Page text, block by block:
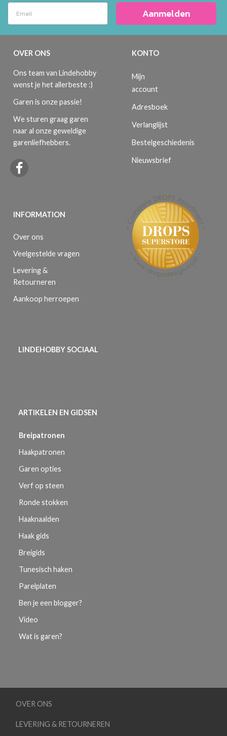
Aanmelden
OVER ONS
Ons team van Lindehobby
wenst je het allerbeste :)
Garen is onze passie!
We sturen graag garen
naar al onze geweldige
garenliefhebbers.
INFORMATION
Over ons
Veelgestelde vragen
Levering &
Retourneren
Aankoop herroepen
KONTO
Mijn
account
Adresboek
Verlanglijst
Bestelgeschiedenis
Nieuwsbrief
LINDEHOBBY SOCIAAL
ARTIKELEN EN GIDSEN
Breipatronen
Haakpatronen
Garen opties
Verf op steen
Ronde stokken
Haaknaalden
Haak gids
Breigids
Tunesisch haken
Parelplaten
Ben je een blogger?
Video
Wat is garen?
OVER ONS
LEVERING & RETOURNEREN